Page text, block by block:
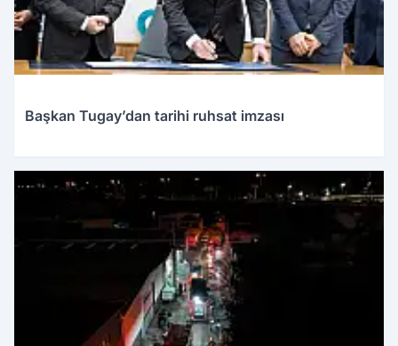
Başkan Tugay’dan tarihi ruhsat imzası